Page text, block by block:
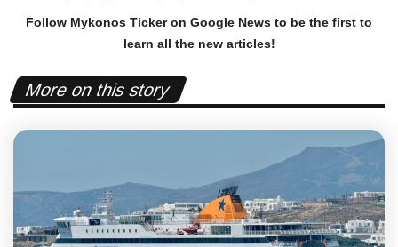
Follow Mykonos Ticker on Google News to be the first to
learn all the new articles!
More on this story